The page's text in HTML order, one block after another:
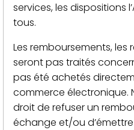
services, les dispositions
tous.
Les remboursements,
seront pas traités
pas été achetés
commerce électronique.
droit de refuser un
échange et/ou